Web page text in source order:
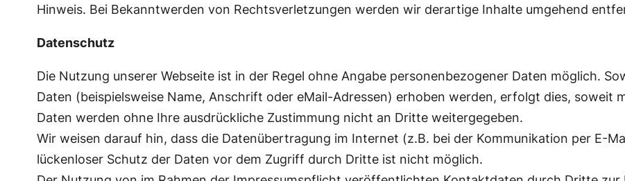
Hinweis. Bei Bekanntwerden von Rechtsverletzungen werden wir derartige Inhalte umgehend
Datenschutz
Die Nutzung unserer Webseite ist in der Regel ohne Angabe personenbezogener Daten möglich.
Daten (beispielsweise Name, Anschrift oder eMail-Adressen) erhoben werden, erfolgt dies, soweit
Daten werden ohne Ihre ausdrückliche Zustimmung nicht an Dritte weitergegeben.
Wir weisen darauf hin, dass die Datenübertragung im Internet (z.B. bei der Kommunikation per E-
lückenloser Schutz der Daten vor dem Zugriff durch Dritte ist nicht möglich.